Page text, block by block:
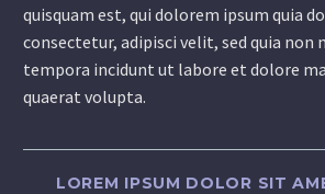
quisquam est, qui dolorem ipsum quia
consectetur, adipisci velit, sed quia non
tempora incidunt ut labore et dolore
quaerat volupta.
LOREM IPSUM DOLOR SIT